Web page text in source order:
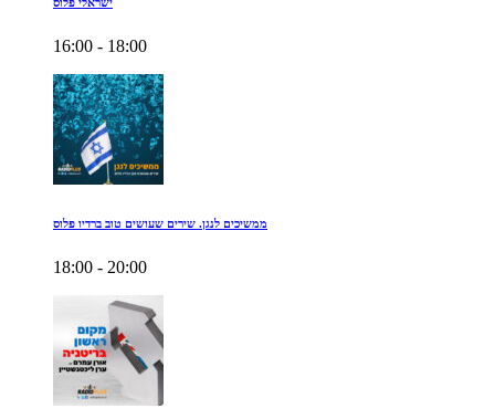
16:00 - 18:00
ממשיכים לנגן. שירים שעושים טוב ברדיו פלוס
18:00 - 20:00